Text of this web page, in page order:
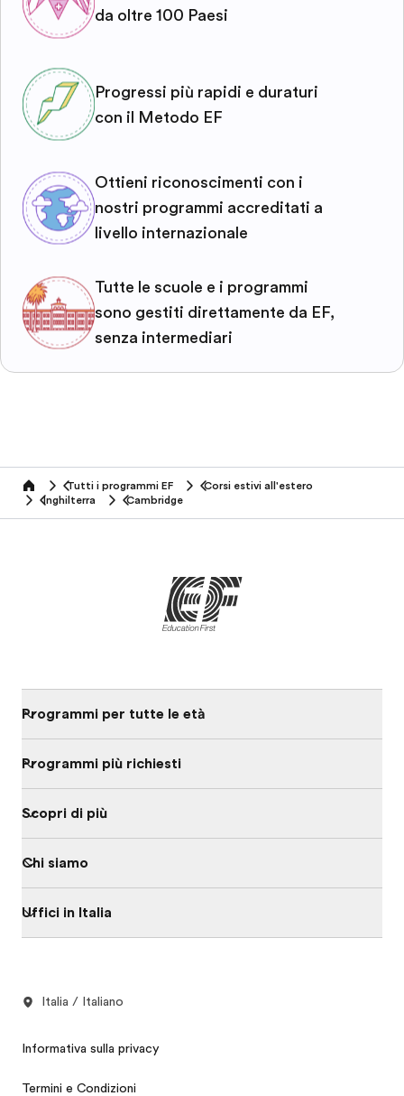
da oltre 100 Paesi
Progressi più rapidi e duraturi
con il Metodo EF
Ottieni riconoscimenti con i
nostri programmi accreditati a
livello internazionale
Tutte le scuole e i programmi
sono gestiti direttamente da EF,
senza intermediari
home Tutti i programmi EF
Corsi estivi all'estero
Inghilterra
Cambridge
Programmi per tutte le età
Programmi più richiesti
Scopri di più
Chi siamo
Uffici in Italia
Italia / Italiano
Informativa sulla privacy
Termini e Condizioni